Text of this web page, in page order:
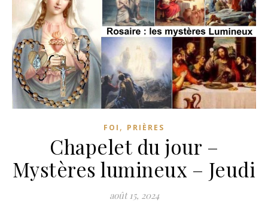
FOI , PRIÈRES
Chapelet du jour –
Mystères lumineux – Jeudi
août 15, 2024